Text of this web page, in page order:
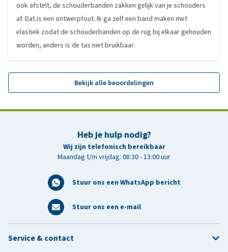
ook afstelt, de schouderbanden zakken gelijk van je schouders
af. Dat is een ontwerpfout. Ik ga zelf een band maken met
elastiek zodat de schouderbanden op de rug bij elkaar gehouden
worden, anders is de tas niet bruikbaar.
Bekijk alle beoordelingen
Heb je hulp nodig?
Wij zijn telefonisch bereikbaar
Maandag t/m vrijdag: 08:30 - 13:00 uur
Stuur ons een WhatsApp bericht
Stuur ons een e-mail
Service & contact